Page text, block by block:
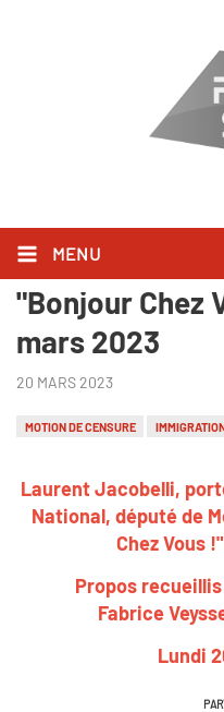
MENU
Laurent
"Bonjour Chez
mars 2023
20 MARS 2023
MOTION DE CENSURE
Laurent Jacobelli,
National, député de
Chez Vous
Propos
Fabrice
Lundi